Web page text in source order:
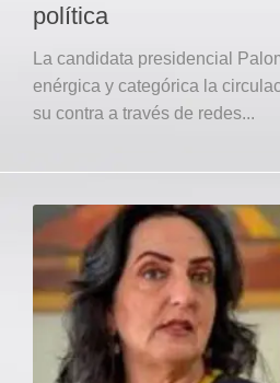
política
La candidata presidencial
enérgica y categórica la
su contra a través de redes...